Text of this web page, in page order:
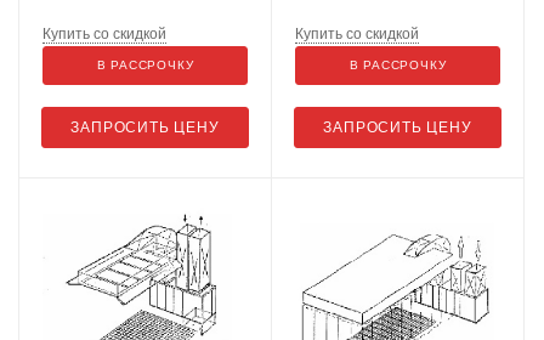
ЗАПРОСИТЬ ЦЕНУ
Купить со скидкой
В РАССРОЧКУ
ЗАПРОСИТЬ ЦЕНУ
Купить со скидкой
В РАССРОЧКУ